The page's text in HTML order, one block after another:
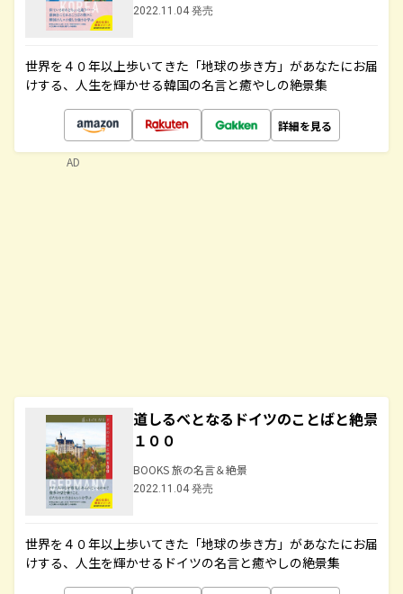
2022.11.04 発売
世界を４０年以上歩いてきた「地球の歩き方」があなたにお届
けする、人生を輝かせる韓国の名言と癒やしの絶景集
詳細を見る
道しるべとなるドイツのことばと絶景
１００
BOOKS 旅の名言＆絶景
2022.11.04 発売
世界を４０年以上歩いてきた「地球の歩き方」があなたにお届
けする、人生を輝かせるドイツの名言と癒やしの絶景集
AD